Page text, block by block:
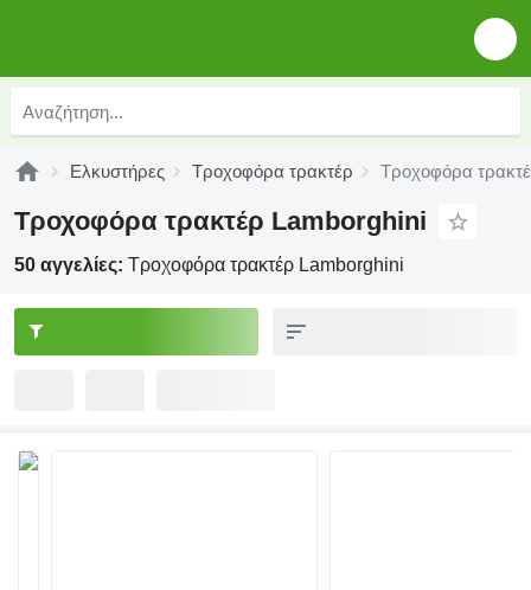
Ελκυστήρες Τροχοφόρα τρακτέρ Τροχοφόρα
Τροχοφόρα τρακτέρ Lamborghini
50 αγγελίες: Τροχοφόρα τρακτέρ Lamborghini